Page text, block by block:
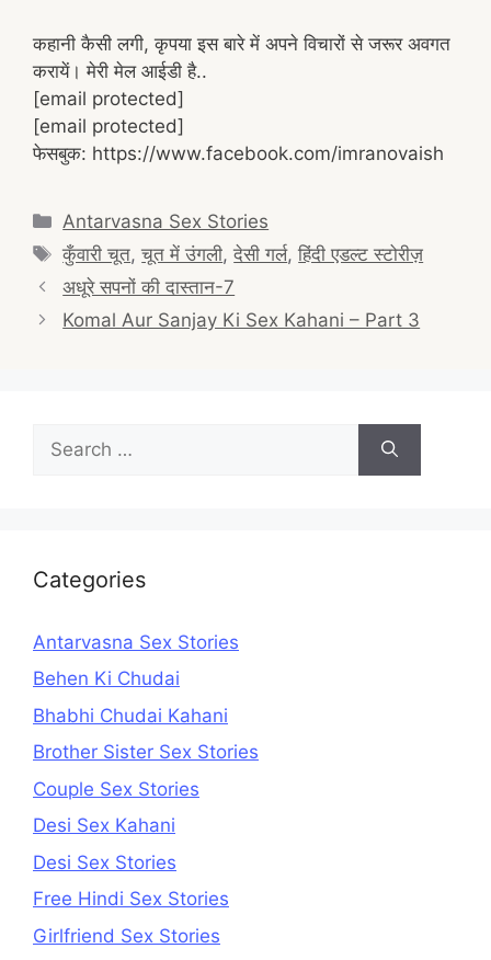
कहानी कैसी लगी, कृपया इस बारे में अपने विचारों से जरूर अवगत
करायें। मेरी मेल आईडी है..
[email protected]
[email protected]
फेसबुक: https://www.facebook.com/imranovaish
Categories
Antarvasna Sex Stories
Tags
कुँवारी चूत,चूत में उंगली,देसी गर्ल,हिंदी एडल्ट स्टोरीज़
Post
navigation
अधूरे सपनों की दास्तान-7
Komal Aur Sanjay Ki Sex Kahani – Part 3
for:
Categories
Antarvasna Sex Stories
Behen Ki Chudai
Bhabhi Chudai Kahani
Brother Sister Sex Stories
Couple Sex Stories
Desi Sex Kahani
Desi Sex Stories
Free Hindi Sex Stories
Girlfriend Sex Stories